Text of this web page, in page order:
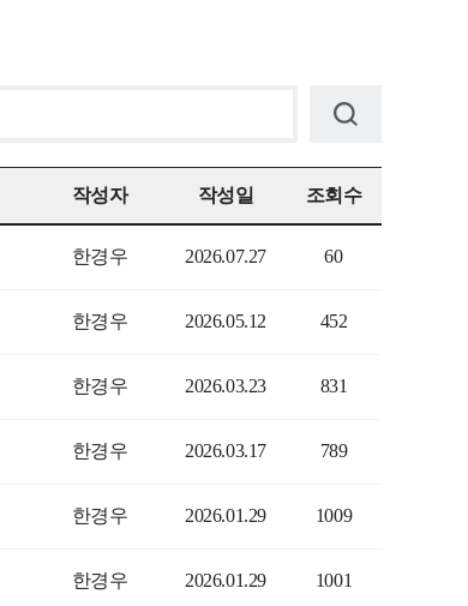
작성자 작성일 조회수
한경우 2026.07.27 60
한경우 2026.05.12 452
한경우 2026.03.23 831
한경우 2026.03.17 789
한경우 2026.01.29 1009
한경우 2026.01.29 1001